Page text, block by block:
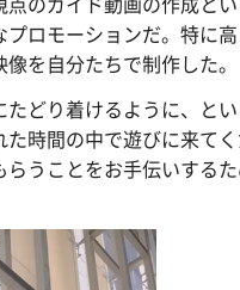
ロモーションだ。特に高
を自分たちで制作した。
どり着けるように、と
時間の中で遊びに来て
うことをお手伝いするた